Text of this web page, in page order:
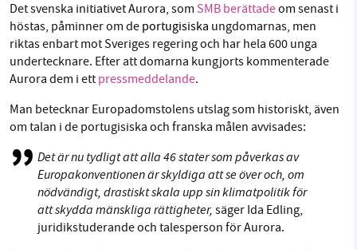
Det svenska initiativet Aurora, som SMB berättadeom senast i
höstas, påminner om de portugisiska ungdomarnas, men
riktas enbart mot Sveriges regering och har hela 600 unga
undertecknare. Efter att domarna kungjorts kommenterade
Aurora dem i ett pressmeddelande.
Man betecknar Europadomstolens utslag som historiskt, även
om talan i de portugisiska och franska målen avvisades:
Det är nu tydligt att alla 46 stater som påverkas av
Europakonventionen är skyldiga att se över och, om
nödvändigt, drastiskt skala upp sin klimatpolitik för
att skydda mänskliga rättigheter, säger Ida Edling,
juridikstuderande och talesperson för Aurora.